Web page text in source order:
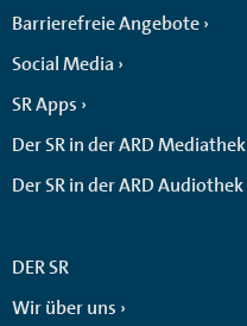
Barrierefreie Angebote
Social Media
SR Apps
Der SR in der ARD Mediathek
Der SR in der ARD Audiothek
DER SR
Wir über uns